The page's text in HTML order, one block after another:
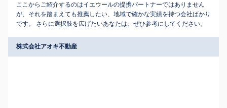
ここからご紹介するのはイエウールの提携パートナーではありません
が、それを踏まえても推薦したい、地域で確かな実績を持つ会社ばかり
です。 さらに選択肢を広げたいあなたは、ぜひ参考にしてください。
株式会社アオキ不動産